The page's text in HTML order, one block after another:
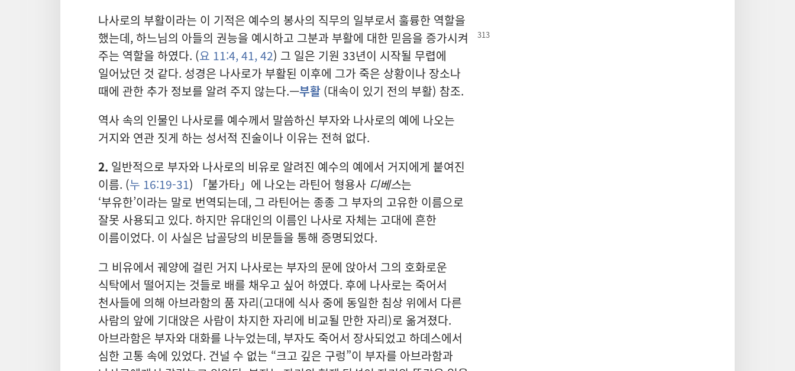
나사로의 부활이라는 이 기적은 예수의 봉사의 직무의 일부로서 훌륭한 역할을
했는데, 하느님의 아들의 권능을 예시하고 그분과 부활에 대한 믿음을 증가시켜
주는 역할을 하였다. (요 11:4,41, 42) 그 일은 기원 33년이 시작될 무렵에
일어났던 것 같다. 성경은 나사로가 부활된 이후에 그가 죽은 상황이나 장소나
때에 관한 추가 정보를 알려 주지 않는다.—부활 (대속이 있기 전의 부활) 참조.
역사 속의 인물인 나사로를 예수께서 말씀하신 부자와 나사로의 예에 나오는
거지와 연관 짓게 하는 성서적 진술이나 이유는 전혀 없다.
2. 일반적으로 부자와 나사로의 비유로 알려진 예수의 예에서 거지에게 붙여진
이름. (누 16:19-31) 「불가타」에 나오는 라틴어 형용사 디베스는
‘부유한’이라는 말로 번역되는데, 그 라틴어는 종종 그 부자의 고유한 이름으로
잘못 사용되고 있다. 하지만 유대인의 이름인 나사로 자체는 고대에 흔한
이름이었다. 이 사실은 납골당의 비문들을 통해 증명되었다.
그 비유에서 궤양에 걸린 거지 나사로는 부자의 문에 앉아서 그의 호화로운
식탁에서 떨어지는 것들로 배를 채우고 싶어 하였다. 후에 나사로는 죽어서
천사들에 의해 아브라함의 품 자리(고대에 식사 중에 동일한 침상 위에서 다른
사람의 앞에 기대앉은 사람이 차지한 자리에 비교될 만한 자리)로 옮겨졌다.
아브라함은 부자와 대화를 나누었는데, 부자도 죽어서 장사되었고 하데스에서
심한 고통 속에 있었다. 건널 수 없는 “크고 깊은 구렁”이 부자를 아브라함과